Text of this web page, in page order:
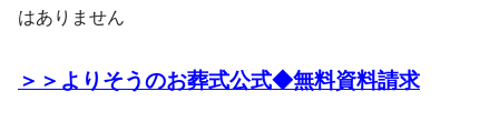
はありません
＞＞よりそうのお葬式公式◆無料資料請求